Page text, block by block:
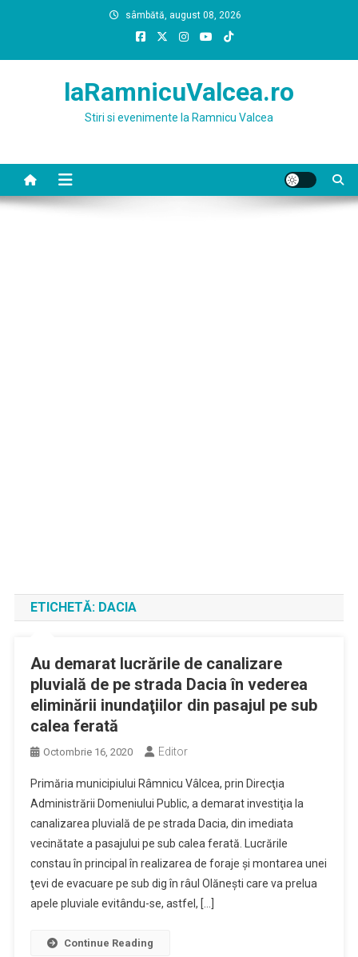
sâmbătă, august 08, 2026
laRamnicuValcea.ro
Stiri si evenimente la Ramnicu Valcea
ETICHETĂ: DACIA
Au demarat lucrările de canalizare
pluvială de pe strada Dacia în vederea
eliminării inundaţiilor din pasajul pe sub
calea ferată
Octombrie 16, 2020 Editor
Primăria municipiului Râmnicu Vâlcea, prin Direcţia
Administrării Domeniului Public, a demarat investiţia la
canalizarea pluvială de pe strada Dacia, din imediata
vecinătate a pasajului pe sub calea ferată. Lucrările
constau în principal în realizarea de foraje şi montarea unei
ţevi de evacuare pe sub dig în râul Olăneşti care va prelua
apele pluviale evitându-se, astfel, […]
Continue Reading